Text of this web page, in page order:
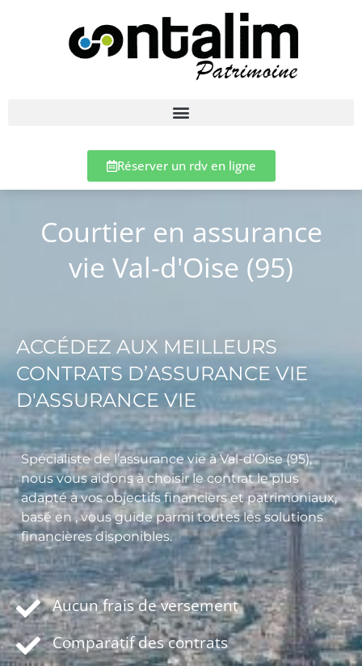
Réserver un rdv en ligne
Courtier en assurance
vie Val-d'Oise (95)
ACCÉDEZ AUX MEILLEURS
CONTRATS D’ASSURANCE VIE
D'ASSURANCE VIE
Spécialiste de l’assurance vie à Val-d’Oise (95),
nous vous aidons à choisir le contrat le plus
adapté à vos objectifs financiers et patrimoniaux,
basé en , vous guide parmi toutes les solutions
financières disponibles.
Aucun frais de versement
Comparatif des contrats